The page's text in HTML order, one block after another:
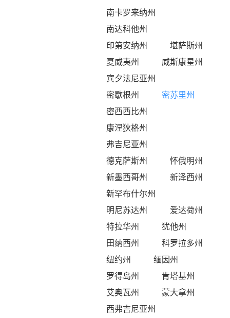
南卡罗来纳州
南达科他州
印第安纳州
堪萨斯州
夏威夷州
威斯康星州
宾夕法尼亚州
密歇根州
密苏里州
密西西比州
康涅狄格州
弗吉尼亚州
德克萨斯州
怀俄明州
新墨西哥州
新泽西州
新罕布什尔州
明尼苏达州
爱达荷州
特拉华州
犹他州
田纳西州
科罗拉多州
纽约州
缅因州
罗得岛州
肯塔基州
艾奥瓦州
蒙大拿州
西弗吉尼亚州